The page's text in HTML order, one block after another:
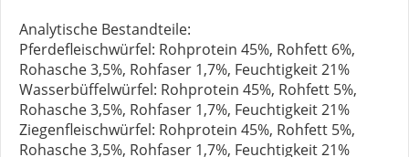
Analytische Bestandteile:
Pferdefleischwürfel: Rohprotein 45%, Rohfett 6%,
Rohasche 3,5%, Rohfaser 1,7%, Feuchtigkeit 21%
Wasserbüffelwürfel: Rohprotein 45%, Rohfett 5%,
Rohasche 3,5%, Rohfaser 1,7%, Feuchtigkeit 21%
Ziegenfleischwürfel: Rohprotein 45%, Rohfett 5%,
Rohasche 3,5%, Rohfaser 1,7%, Feuchtigkeit 21%